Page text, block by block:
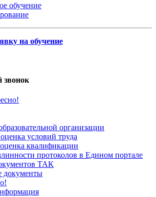
обучение
на обучение
звонок
организации
условий труда
квалификации
протоколов в Едином портале
ТАК
документы